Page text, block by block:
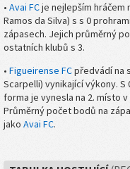
• Avai FCje nejlepším hráčem
Ramos da Silva) s s 0
zápasech. Jejich průměrný
ostatních klubů s 3.
• Figueirense FCpředvádí na
Scarpelli) vynikající výkony.
forma je vynesla na 2. místo
Průměrný počet bodů na
jako Avai FC.